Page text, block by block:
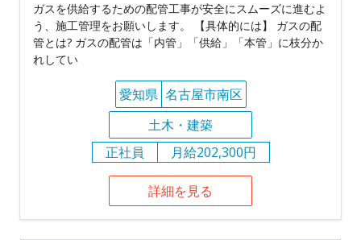
ガスを供給するための配管工事が安全にスムーズに進むよ
う、施工管理をお願いします。 【具体的には】 ガスの配
管とは? ガスの配管は「内管」「供給」「本管」に枝分か
れしてい
愛知県 名古屋市南区
土木・建築
正社員
月給202,300円
詳細を見る